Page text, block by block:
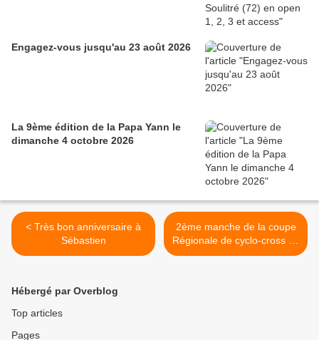
Engagez-vous jusqu'au 23 août 2026
La 9ème édition de la Papa Yann le
dimanche 4 octobre 2026
< Très bon anniversaire à
Sébastien
2ème manche de la coupe
Régionale de cyclo-cross ce
samedi 8 novembre au
Hébergé par Overblog
Top articles
Pages